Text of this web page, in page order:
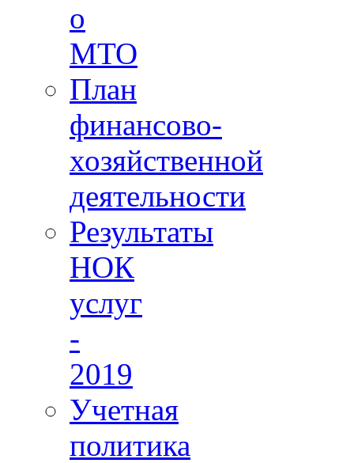
о
МТО
План
финансово-
хозяйственной
деятельности
Результаты
НОК
услуг
-
2019
Учетная
политика